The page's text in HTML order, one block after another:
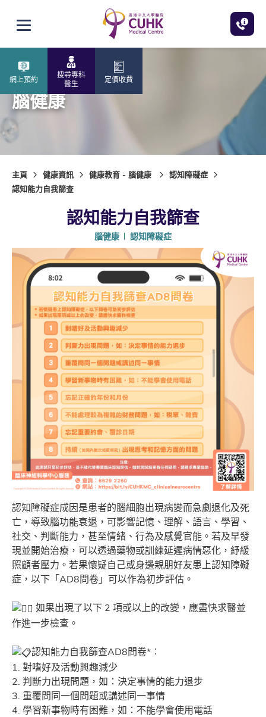
打開選單
網上預約
搜尋專科
醫生
定價收費
腦健康
主頁 健康資訊 健康教育 - 腦健康
認知障礙症
認知能力自我篩查
認知能力自我篩查
腦健康 認知障礙症
認知障礙症成因是患者的腦細胞出現病變而急劇退化及死
亡，導致腦功能衰退，可影響記憶、理解、語言、學習、
社交、判斷能力，甚至情緒、行為及感覺官能。若及早發
現並開始治療，可以透過藥物或訓練延遲病情惡化，紓緩
照顧者壓力。若果懷疑自己或身邊親朋好友患上認知障礙
症，以下「AD8問卷」可以作為初步評估。
如果出現了以下 2 項或以上的改變，應盡快求醫並
作進一步檢查。
認知能力自我篩查AD8問卷*︰
1. 對嗜好及活動興趣減少
2. 判斷力出現問題，如：決定事情的能力退步
3. 重覆問同一個問題或講述同一事情
4. 學習新事物時有困難，如：不能學會使用電話